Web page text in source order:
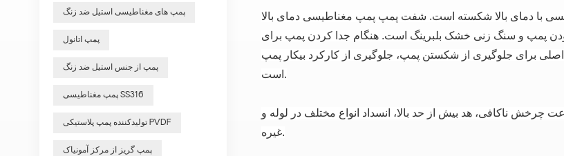
با دمای بالا شکسته است. شفت پمپ پمپ مغناطیسی دمای بالا CQB از 99% پرسلن آلومینا ساخته شده است.
پمپ و سنگ زنی خشک بلبرینگ است.هنگام جدا کردن پمپ برای
برای جلوگیری از شکستن پمپ، جلوگیری از کارکرد بیکار پمپ
است.
چرخش ناکافی، هد بیش از حد بالا، انسداد انواع مختلف در لوله و
غیره.
پمپ های مغناطیسی استیل ضد زنگ
پمپ اتانول
پمپ از جنس استیل ضد زنگ
پمپ مغناطیسی SS316
تولیدکننده پمپ پلاستیکی PVDF
پمپ گریز از مرکز آمونیاک